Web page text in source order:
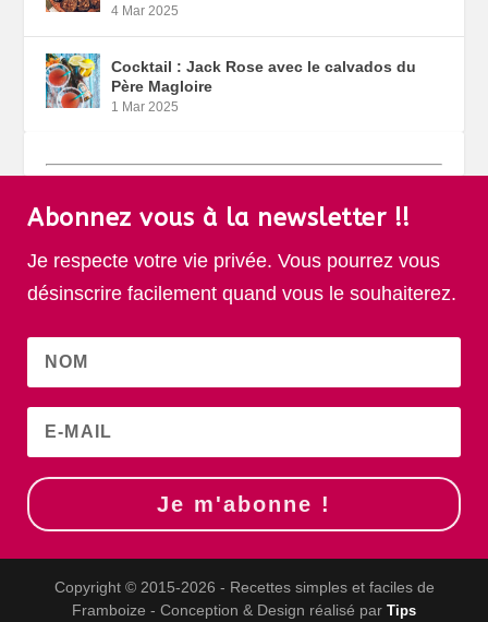
4 Mar 2025
Cocktail : Jack Rose avec le calvados du
Père Magloire
1 Mar 2025
Abonnez vous à la newsletter !!
Je respecte votre vie privée. Vous pourrez vous
désinscrire facilement quand vous le souhaiterez.
Je m'abonne !
Copyright © 2015-2026 - Recettes simples et faciles de
Framboize - Conception & Design réalisé par Tips